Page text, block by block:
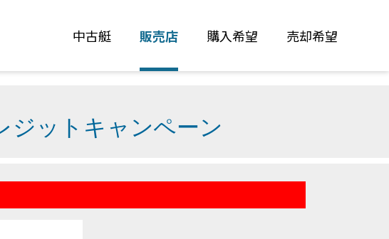
中古艇 販売店 購入希望 売却希望
ジットキャンペーン